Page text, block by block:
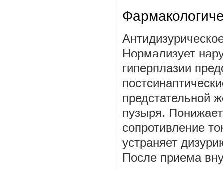
Нормализует
гиперплазии
предстательной
пузыря.
сопротивление
устраняет
После приема